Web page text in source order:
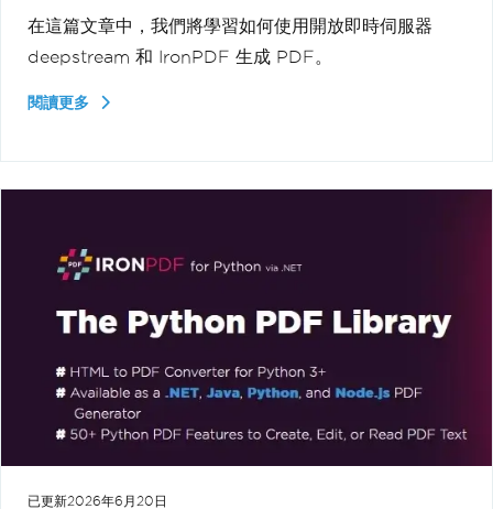
在這篇文章中，我們將學習如何使用開放即時伺服器
deepstream 和 IronPDF 生成 PDF。
閱讀更多
已更新2026年6月20日